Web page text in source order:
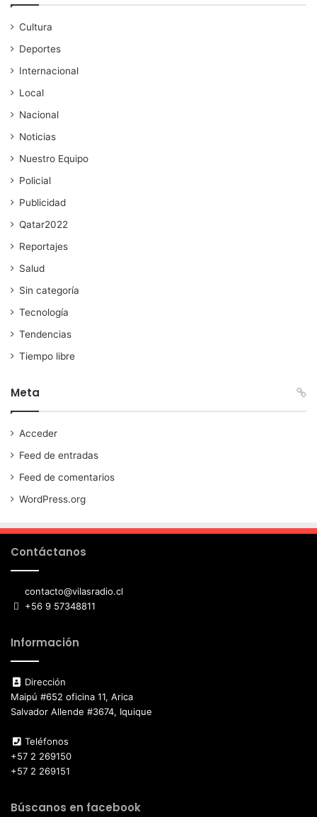
Cultura
Deportes
Internacional
Local
Nacional
Noticias
Nuestro Equipo
Policial
Publicidad
Qatar2022
Reportajes
Salud
Sin categoría
Tecnología
Tendencias
Tiempo libre
Meta
Acceder
Feed de entradas
Feed de comentarios
WordPress.org
Contáctanos
contacto@vilasradio.cl
+56 9 57348811
Información
Dirección
Maipú #652 oficina 11, Arica
Salvador Allende #3674, Iquique
Teléfonos
+57 2 269150
+57 2 269151
Búscanos en facebook